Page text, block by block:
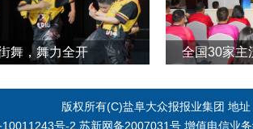
舞，舞力全开 全国30家主
版权所有(C)盐阜大众报报业集团 地
10011243号-2 苏新网备2007031号 增值电信业